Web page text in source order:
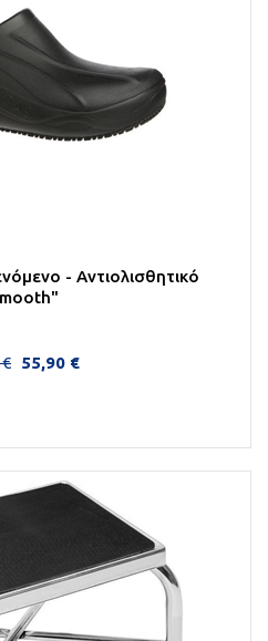
- Αντιολισθητικό
55,90 €